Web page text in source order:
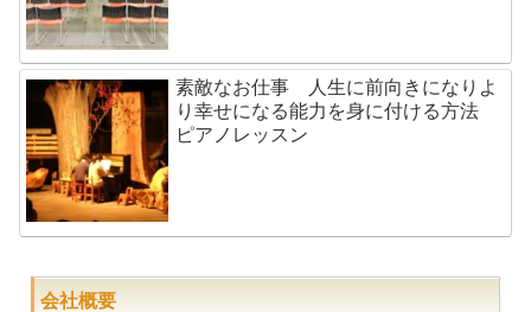
素敵なお仕事 人生に前向きになりよ
り幸せになる能力を身に付ける方法
ピアノレッスン
会社概要